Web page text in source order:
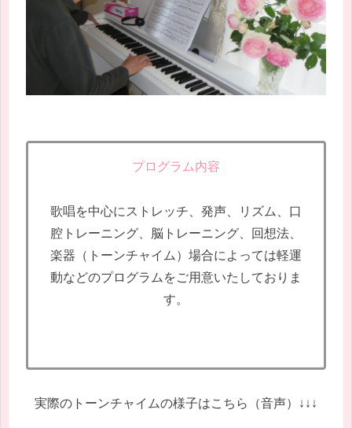
プログラム内容
歌唱を中心にストレッチ、発声、リズム、口
腔トレーニング、脳トレーニング、回想法、
楽器（トーンチャイム）場合によっては軽運
動などのプログラムをご用意いたしておりま
す。
実際のトーンチャイムの様子はこちら（音声）↓↓↓